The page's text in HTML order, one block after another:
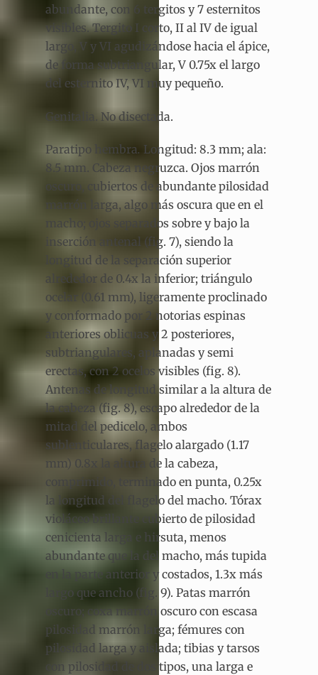
abundante, con 6 tergitos y 7 esternitos
visibles. Tergito I corto, II al IV de igual
largo, V y VI agudizándose hacia el ápice,
de forma subtriangular, V 0.75x el largo
del esternito IV, VI muy pequeño.
Genitalia. No disectada.
Paratipo hembra. Longitud: 8.3 mm; ala:
8.5 mm. Cabeza negruzca. Ojos marrón
oscuro, cubiertos de abundante pilosidad
marrón larga, algo más oscura que en el
macho; ojos separados sobre y bajo la
inserción antenal (fig. 7), siendo la
longitud de la separación superior
alrededor de 0.4x la inferior; triángulo
ocelar (0.61 mm), ligeramente proclinado
y conformado por 2 notorias espinas
anteriores oblicuas y 2 posteriores,
subtriangulares, aplanadas y semi
erectas, con 2 ocelos visibles (fig. 8).
Antenas de longitud similar a la altura de
la cabeza (fig. 8), escapo alrededor de la
mitad del pedicelo, ambos
sublenticulares, flagelo alargado (1.17
mm) 0.8x la altura de la cabeza,
comprimido, terminado en punta, 0.25x
la longitud del flagelo del macho. Tórax
violáceo brillante cubierto de pilosidad
cenicienta larga e hirsuta, menos
abundante que la del macho, más tupida
en la parte anterior y costados, 1.3x más
largo que ancho (fig. 9). Patas marrón
oscuro; coxa marrón oscuro con escasa
pilosidad marrón larga; fémures con
pilosidad larga y aislada; tibias y tarsos
con pilosidad de dos tipos, una larga e